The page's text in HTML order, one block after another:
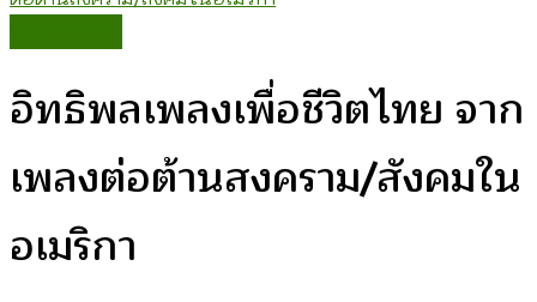
อิทธิพลเพลงเพื่อชีวิตไทย จาก
เพลงต่อต้านสงคราม/สังคมใน
อเมริกา